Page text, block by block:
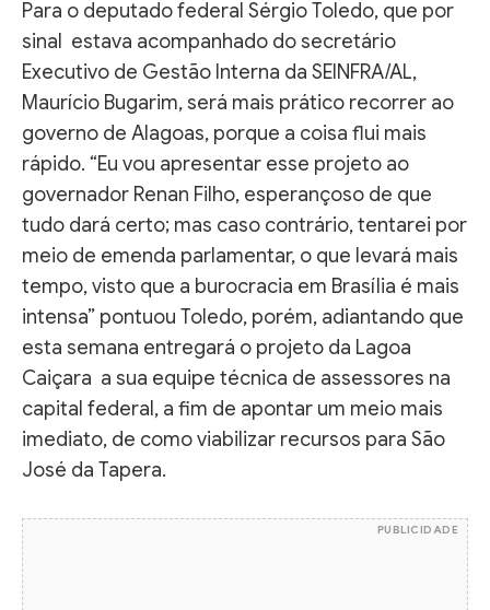
Para o deputado federal Sérgio Toledo, que por
sinal estava acompanhado do secretário
Executivo de Gestão Interna da SEINFRA/AL,
Maurício Bugarim, será mais prático recorrer ao
governo de Alagoas, porque a coisa flui mais
rápido. “Eu vou apresentar esse projeto ao
governador Renan Filho, esperançoso de que
tudo dará certo; mas caso contrário, tentarei por
meio de emenda parlamentar, o que levará mais
tempo, visto que a burocracia em Brasília é mais
intensa” pontuou Toledo, porém, adiantando que
esta semana entregará o projeto da Lagoa
Caiçara a sua equipe técnica de assessores na
capital federal, a fim de apontar um meio mais
imediato, de como viabilizar recursos para São
José da Tapera.
PUBLICIDADE